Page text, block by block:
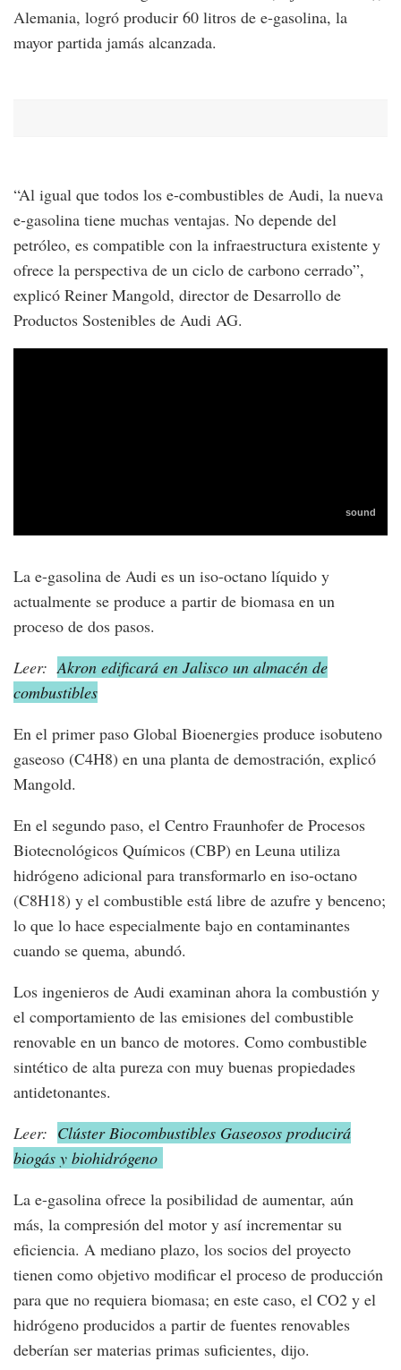
Alemania, logró producir 60 litros de e-gasolina, la
mayor partida jamás alcanzada.
“Al igual que todos los e-combustibles de Audi, la nueva
e-gasolina tiene muchas ventajas. No depende del
petróleo, es compatible con la infraestructura existente y
ofrece la perspectiva de un ciclo de carbono cerrado”,
explicó Reiner Mangold, director de Desarrollo de
Productos Sostenibles de Audi AG.
La e-gasolina de Audi es un iso-octano líquido y
actualmente se produce a partir de biomasa en un
proceso de dos pasos.
Leer: Akron edificará en Jalisco un almacén de
combustibles
En el primer paso Global Bioenergies produce isobuteno
gaseoso (C4H8) en una planta de demostración, explicó
Mangold.
En el segundo paso, el Centro Fraunhofer de Procesos
Biotecnológicos Químicos (CBP) en Leuna utiliza
hidrógeno adicional para transformarlo en iso-octano
(C8H18) y el combustible está libre de azufre y benceno;
lo que lo hace especialmente bajo en contaminantes
cuando se quema, abundó.
Los ingenieros de Audi examinan ahora la combustión y
el comportamiento de las emisiones del combustible
renovable en un banco de motores. Como combustible
sintético de alta pureza con muy buenas propiedades
antidetonantes.
Leer: Clúster Biocombustibles Gaseosos producirá
biogás y biohidrógeno
La e-gasolina ofrece la posibilidad de aumentar, aún
más, la compresión del motor y así incrementar su
eficiencia. A mediano plazo, los socios del proyecto
tienen como objetivo modificar el proceso de producción
para que no requiera biomasa; en este caso, el CO2 y el
hidrógeno producidos a partir de fuentes renovables
deberían ser materias primas suficientes, dijo.